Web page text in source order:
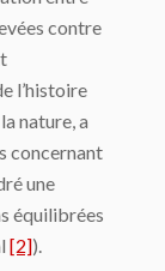
contre
l’histoire
nature, a
concernant
une
équilibrées
[2]).